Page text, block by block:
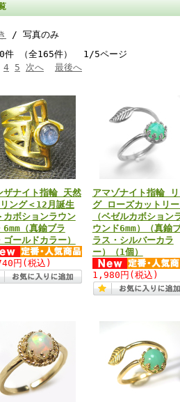
/ 写真のみ
件 （全165件） 1/5ページ
4 5 次へ 最後へ
ザナイト指輪 天然
ング＜12月誕生
カボションラウン
6mm（真鍮ブラ
ゴールドカラー）
円 (税込)
アマゾナイト指輪
グ ローズカットリ
（ベゼルカボション
ウンド6mm）（真鍮
ラス・シルバーカラ
ー）（1個）
1,980円 (税込)